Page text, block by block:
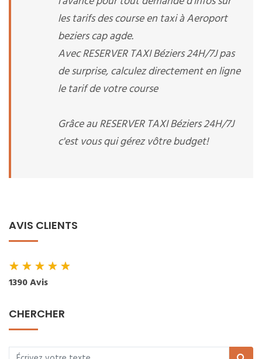
les tarifs des course en taxi à Aeroport
beziers cap agde.
Avec RESERVER TAXI Béziers 24H/7J pas
de surprise, calculez directement en ligne
le tarif de votre course
Grâce au RESERVER TAXI Béziers 24H/7J
c'est vous qui gérez vôtre budget!
AVIS CLIENTS
★★★★★
1390 Avis
CHERCHER